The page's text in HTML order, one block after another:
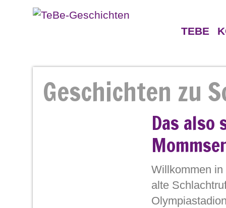
TEBE
Geschichten
Persönlichkeiten
Geschichten zu
Das also
Willkommen
alte